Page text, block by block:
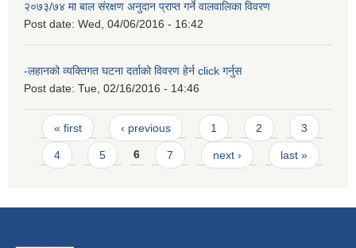
२०७३/७४ मा बाल संरक्षण अनुदान प्राप्त गर्ने वालवालिका विवरण
Post date: Wed, 04/06/2016 - 16:42
-लहानको व्यक्तिगत घटना दर्ताको विवरण हेर्न click गर्नुस
Post date: Tue, 02/16/2016 - 14:46
Pages
« first ‹ previous 1 2 3
4 5 6 7 next › last »